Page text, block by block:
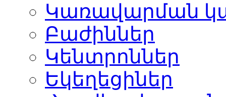
Կառավարման
Բաժիններ
Կենտրոններ
Եկեղեցիներ